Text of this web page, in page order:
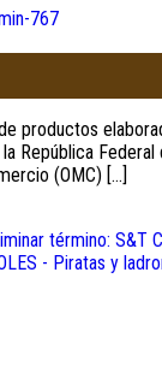
767
productos
República
(OMC) […]
término: S&T
- Piratas y